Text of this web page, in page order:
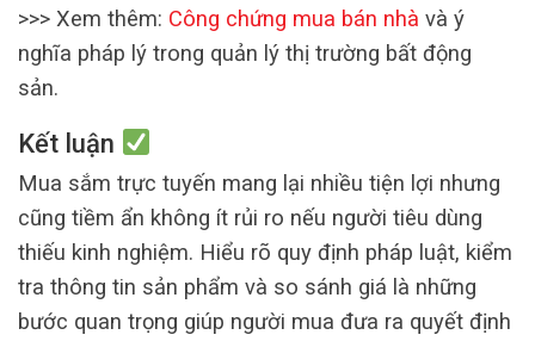
>>> Xem thêm: Công chứng mua bán nhà và ý
nghĩa pháp lý trong quản lý thị trường bất động
sản.
Kết luận
Mua sắm trực tuyến mang lại nhiều tiện lợi nhưng
cũng tiềm ẩn không ít rủi ro nếu người tiêu dùng
thiếu kinh nghiệm. Hiểu rõ quy định pháp luật, kiểm
tra thông tin sản phẩm và so sánh giá là những
bước quan trọng giúp người mua đưa ra quyết định